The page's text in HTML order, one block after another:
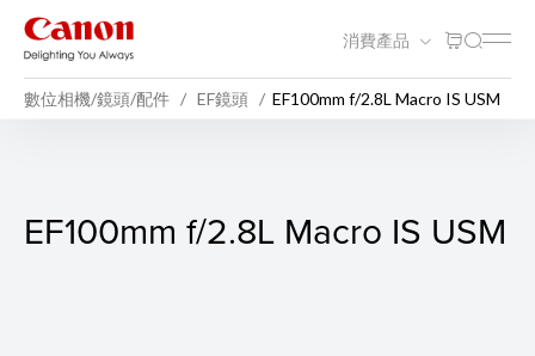
消費產品
數位相機/鏡頭/配件 EF鏡頭 EF100mm f/2.8L Macro IS USM
EF100mm f/2.8L Macro IS
EF100mm f/2.8L Macro IS USM